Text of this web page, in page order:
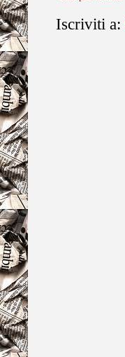
Iscriviti a: